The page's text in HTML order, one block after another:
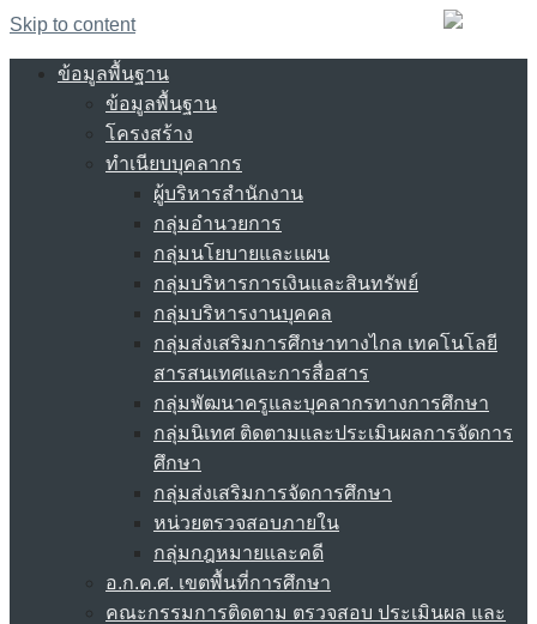
Skip to content
ข้อมูลพื้นฐาน
ข้อมูลพื้นฐาน
โครงสร้าง
ทำเนียบบุคลากร
ผู้บริหารสำนักงาน
กลุ่มอำนวยการ
กลุ่มนโยบายและแผน
กลุ่มบริหารการเงินและสินทรัพย์
กลุ่มบริหารงานบุคคล
กลุ่มส่งเสริมการศึกษาทางไกล เทคโนโลยี
สารสนเทศและการสื่อสาร
กลุ่มพัฒนาครูและบุคลากรทางการศึกษา
กลุ่มนิเทศ ติดตามและประเมินผลการจัดการ
ศึกษา
กลุ่มส่งเสริมการจัดการศึกษา
หน่วยตรวจสอบภายใน
กลุ่มกฎหมายและคดี
อ.ก.ค.ศ. เขตพื้นที่การศึกษา
คณะกรรมการติดตาม ตรวจสอบ ประเมินผล และ